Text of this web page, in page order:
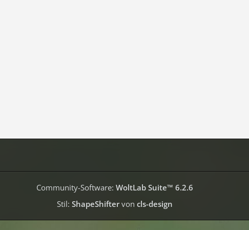
Community-Software: WoltLab Suite™ 6.2.6
Stil: ShapeShiftervon cls-design